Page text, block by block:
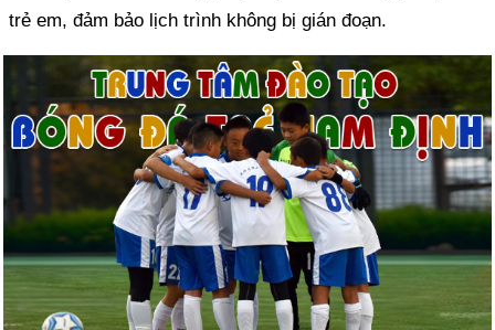
trẻ em, đảm bảo lịch trình không bị gián đoạn.